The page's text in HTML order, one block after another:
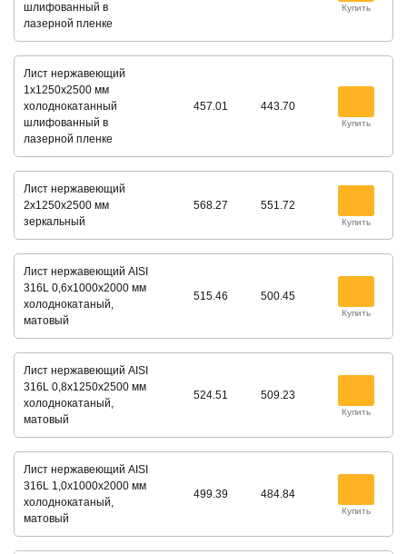
шлифованный в
лазерной пленке
Купить
Лист нержавеющий
1х1250х2500 мм
холоднокатанный
шлифованный в
лазерной пленке
457.01 443.70
Купить
Лист нержавеющий
2х1250х2500 мм
зеркальный
568.27 551.72
Купить
Лист нержавеющий AISI
316L 0,6х1000х2000 мм
холоднокатаный,
матовый
515.46 500.45
Купить
Лист нержавеющий AISI
316L 0,8х1250х2500 мм
холоднокатаный,
матовый
524.51 509.23
Купить
Лист нержавеющий AISI
316L 1,0х1000х2000 мм
холоднокатаный,
матовый
499.39 484.84
Купить